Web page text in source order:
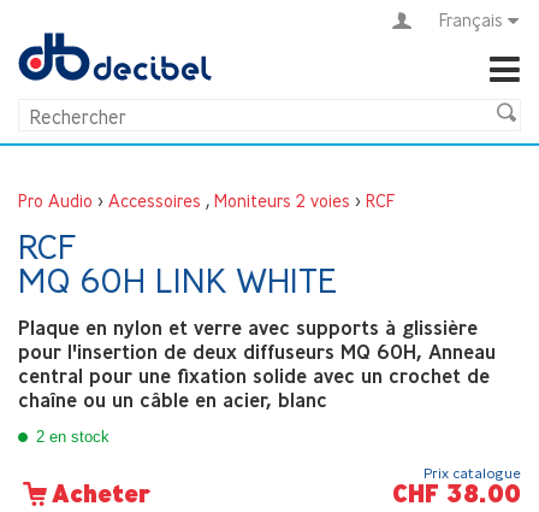
Français
Pro Audio > Accessoires , Moniteurs 2 voies > RCF
RCF
MQ 60H LINK WHITE
Plaque en nylon et verre avec supports à glissière
pour l'insertion de deux diffuseurs MQ 60H, Anneau
central pour une fixation solide avec un crochet de
chaîne ou un câble en acier, blanc
2 en stock
Acheter
Prix catalogue
CHF 38.00